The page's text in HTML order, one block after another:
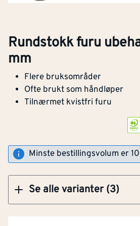
Rundstokk furu
mm
Flere bruksområder
Ofte brukt som håndløper
Tilnærmet kvistfri furu
Minste bestillingsvolum er
Se alle varianter (3)
Klikk og hent
Rundstokk furu ubehandlet 34
Råvarer og produkter